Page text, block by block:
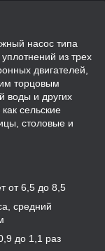
насос типа
из трех
двигателей,
торцовым
воды и других
сельские
столовые и
от 6,5 до 8,5
средний
до 1,1 раз